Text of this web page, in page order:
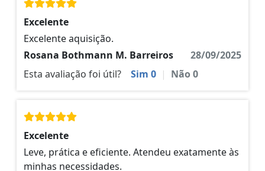
Excelente
Excelente aquisição.
Rosana Bothmann M. Barreiros
28/09/2025
Esta avaliação foi útil?
Sim 0 | Não0
Excelente
Leve, prática e eficiente. Atendeu exatamente às
minhas necessidades.